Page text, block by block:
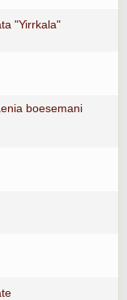
"Yirrkala"
boesemani